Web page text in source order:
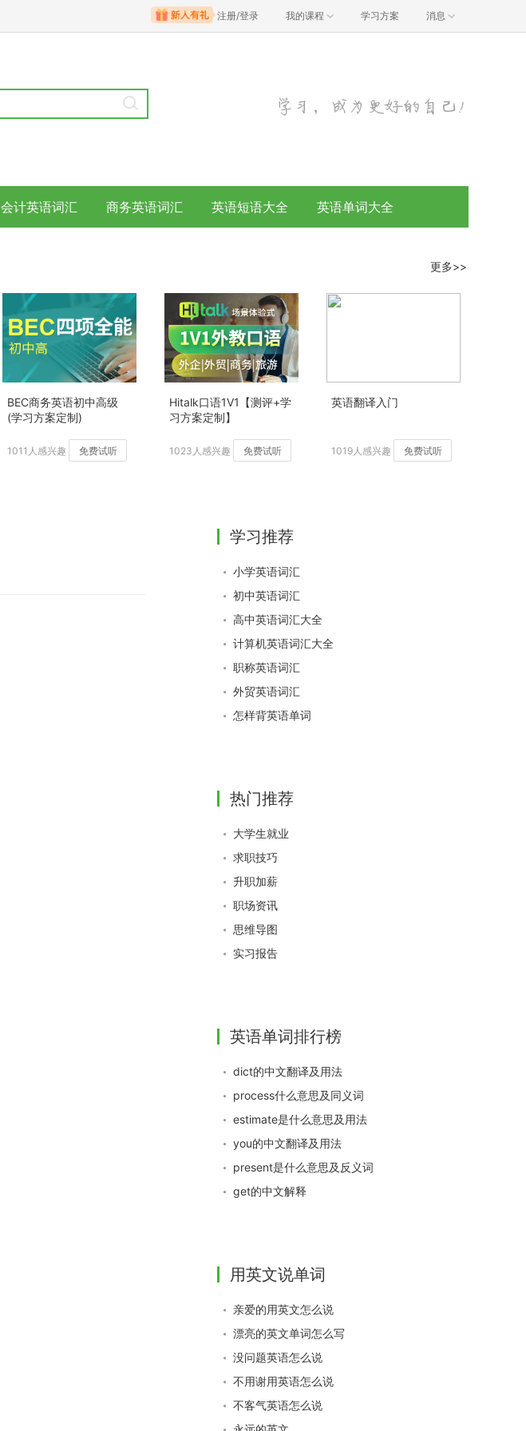
注册/登录 我的课程 学习方案 消息
会计英语词汇 商务英语词汇 英语短语大全 英语单词大全
更多>>
BEC商务英语初中高级
(学习方案定制)
1011人感兴趣 免费试听
Hitalk口语1V1【测评+学
习方案定制】
1023人感兴趣 免费试听
英语翻译入门
1019人感兴趣 免费试听
学习推荐
小学英语词汇
初中英语词汇
高中英语词汇大全
计算机英语词汇大全
职称英语词汇
外贸英语词汇
怎样背英语单词
热门推荐
大学生就业
求职技巧
升职加薪
职场资讯
思维导图
实习报告
英语单词排行榜
dict的中文翻译及用法
process什么意思及同义词
estimate是什么意思及用法
you的中文翻译及用法
present是什么意思及反义词
get的中文解释
用英文说单词
亲爱的用英文怎么说
漂亮的英文单词怎么写
没问题英语怎么说
不用谢用英语怎么说
不客气英语怎么说